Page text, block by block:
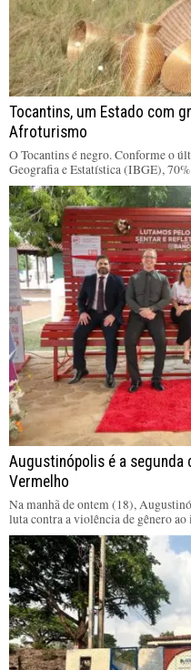
Tocantins, um Estado com
Afroturismo
O Tocantins é negro. Conforme o
Geografia e Estatística (IBGE),
Augustinópolis é a segunda
Vermelho
Na manhã de ontem (18),
luta contra a violência de gênero